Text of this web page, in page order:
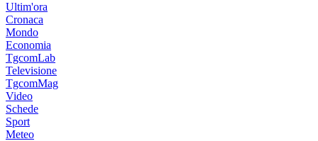
Ultim'ora
Cronaca
Mondo
Economia
TgcomLab
Televisione
TgcomMag
Video
Schede
Sport
Meteo